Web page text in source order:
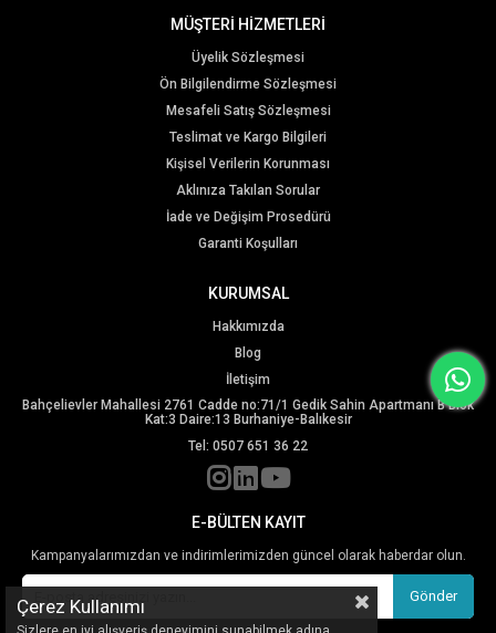
MÜŞTERİ HİZMETLERİ
Üyelik Sözleşmesi
Ön Bilgilendirme Sözleşmesi
Mesafeli Satış Sözleşmesi
Teslimat ve Kargo Bilgileri
Kişisel Verilerin Korunması
Aklınıza Takılan Sorular
İade ve Değişim Prosedürü
Garanti Koşulları
KURUMSAL
Hakkımızda
Blog
İletişim
Bahçelievler Mahallesi 2761 Cadde no:71/1 Gedik Sahin Apartmanı B Blok
Kat:3 Daire:13 Burhaniye-Balıkesir
Tel: 0507 651 36 22
E-BÜLTEN KAYIT
Kampanyalarımızdan ve indirimlerimizden güncel olarak haberdar olun.
Gönder
Çerez Kullanımı